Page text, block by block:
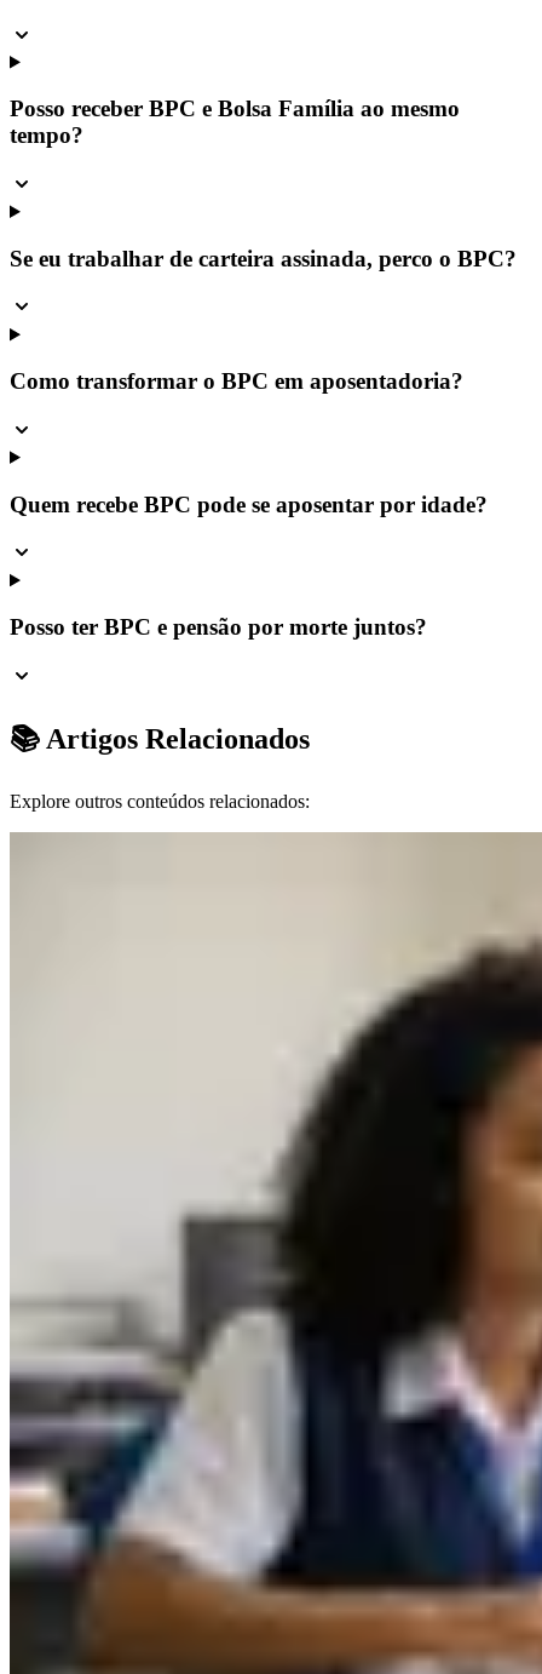
Posso receber BPC e Bolsa Família ao mesmo
tempo?
Se eu trabalhar de carteira assinada, perco o BPC?
Como transformar o BPC em aposentadoria?
Quem recebe BPC pode se aposentar por idade?
Posso ter BPC e pensão por morte juntos?
📚 Artigos Relacionados
Explore outros conteúdos relacionados: